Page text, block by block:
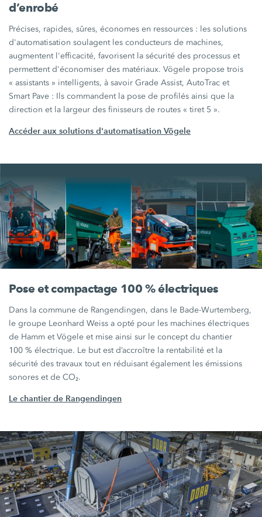
d’enrobé
Précises, rapides, sûres, économes en ressources : les solutions
d'automatisation soulagent les conducteurs de machines,
augmentent l'efficacité, favorisent la sécurité des processus et
permettent d'économiser des matériaux. Vögele propose trois
« assistants » intelligents, à savoirGrade Assist, AutoTrac et
Smart Pave : Ils commandent la pose de profilés ainsi que la
direction et la largeur des finisseurs de routes « tiret 5 ».
Accéder aux solutions d'automatisation Vögele
Pose et compactage 100 % électriques
Dans la commune de Rangendingen, dans le Bade-Wurtemberg,
le groupe Leonhard Weiss a opté pour les machines électriques
de Hamm et Vögele et mise ainsi sur le concept du chantier
100 % électrique. Le but est d’accroître la rentabilité et la
sécurité des travaux tout en réduisant également les émissions
sonores et de CO₂.
Le chantier de Rangendingen